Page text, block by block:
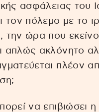
ασφάλειας του
τον πόλεμο με το
την ώρα που
απλώς ακλόνητο
πλέον
να επιβιώσει η